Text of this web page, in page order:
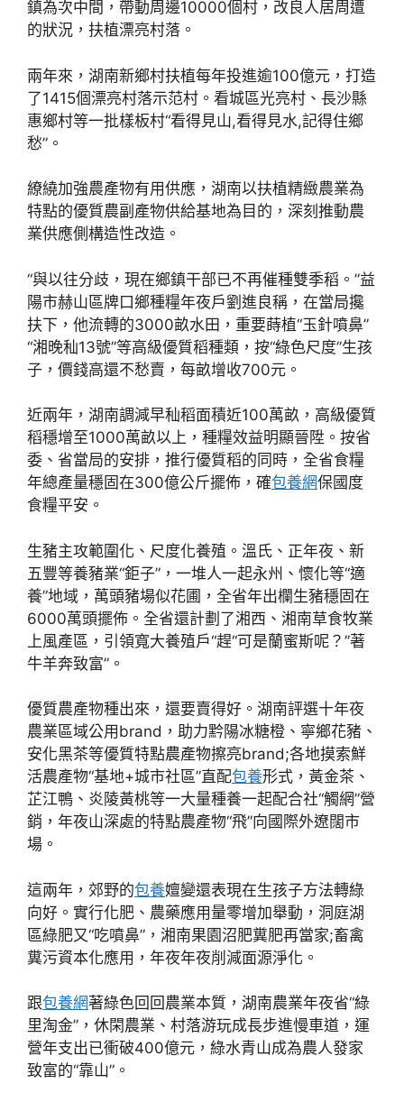
鎮為次中間，帶動周邊10000個村，改良人居周遭
的狀況，扶植漂亮村落。
兩年來，湖南新鄉村扶植每年投進逾100億元，打造
了1415個漂亮村落示范村。看城區光亮村、長沙縣
惠鄉村等一批樣板村“看得見山,看得見水,記得住鄉
愁”。
繚繞加強農產物有用供應，湖南以扶植精緻農業為
特點的優質農副產物供給基地為目的，深刻推動農
業供應側構造性改造。
“與以往分歧，現在鄉鎮干部已不再催種雙季稻。”益
陽市赫山區牌口鄉種糧年夜戶劉進良稱，在當局攙
扶下，他流轉的3000畝水田，重要蒔植“玉針噴鼻”
“湘晚秈13號”等高級優質稻種類，按“綠色尺度”生孩
子，價錢高還不愁賣，每畝增收700元。
近兩年，湖南調減早秈稻面積近100萬畝，高級優質
稻穩增至1000萬畝以上，種糧效益明顯晉陞。按省
委、省當局的安排，推行優質稻的同時，全省食糧
年總產量穩固在300億公斤擺佈，確包養網保國度
食糧平安。
生豬主攻範圍化、尺度化養殖。溫氏、正年夜、新
五豐等養豬業“鉅子”，一堆人一起永州、懷化等“適
養”地域，萬頭豬場似花圃，全省年出欄生豬穩固在
6000萬頭擺佈。全省還計劃了湘西、湘南草食牧業
上風產區，引領寬大養殖戶“趕“可是蘭蜜斯呢？”著
牛羊奔致富”。
優質農產物種出來，還要賣得好。湖南評選十年夜
農業區域公用brand，助力黔陽冰糖橙、寧鄉花豬、
安化黑茶等優質特點農產物擦亮brand;各地摸索鮮
活農產物“基地+城市社區”直配包養形式，黃金茶、
芷江鴨、炎陵黃桃等一大量種養一起配合社“觸網”營
銷，年夜山深處的特點農產物“飛”向國際外遼闊市
場。
這兩年，郊野的包養嬗變還表現在生孩子方法轉綠
向好。實行化肥、農藥應用量零增加舉動，洞庭湖
區綠肥又“吃噴鼻”，湘南果園沼肥糞肥再當家;畜禽
糞污資本化應用，年夜年夜削減面源淨化。
跟包養網著綠色回回農業本質，湖南農業年夜省“綠
里淘金”，休閑農業、村落游玩成長步進慢車道，運
營年支出已衝破400億元，綠水青山成為農人發家
致富的“靠山”。